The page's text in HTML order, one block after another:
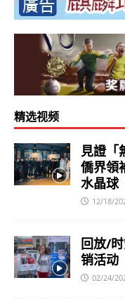
精选视频
見證「
僑界領
水晶球
12/18/
回放/
销活动
02/24/